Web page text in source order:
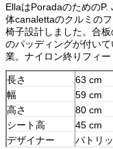
EllaはPoradaのための
体canalettaのクルミの
椅子設計しました。合
のパッディングが付い
業。ナイロン終りフィー
長さ
63 cm
幅
59 cm
高さ
80 cm
シート高
45 cm
デザイナー
パトリ